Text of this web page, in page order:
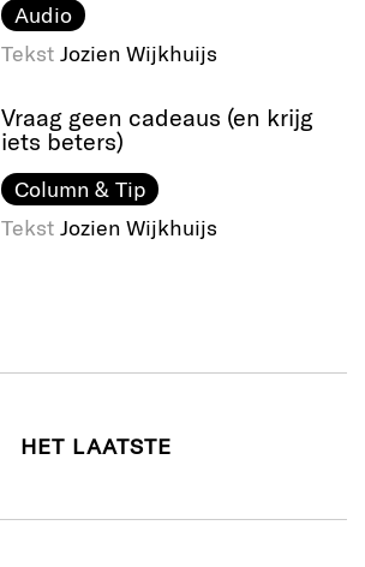
Audio
Tekst Jozien Wijkhuijs
Vraag geen cadeaus (en krijg
iets beters)
Column & Tip
Tekst Jozien Wijkhuijs
HET LAATSTE